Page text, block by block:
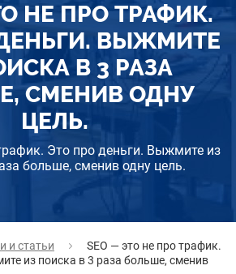
НЕ ПРО ТРАФИК.
ВЫЖМИТЕ
В 3 РАЗА
СМЕНИВ ОДНУ
ЦЕЛЬ.
Это про деньги. Выжмите из
больше, сменив одну цель.
и статьи
SEO — это не про трафик.
из поиска в 3 раза больше, сменив